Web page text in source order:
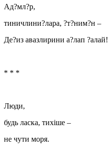
Ад?мл?р,
тиничлини?лара, ?т?ним?н –
Де?из авазлирини а?лап ?алай!
* * *
Люди,
будь ласка, тихіше –
не чути моря.